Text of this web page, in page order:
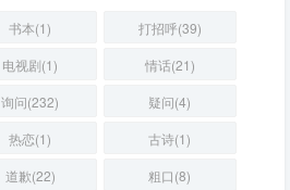
书本(1)
打招呼(39)
电视剧(1)
情话(21)
询问(232)
疑问(4)
热恋(1)
古诗(1)
道歉(22) 粗口(8)